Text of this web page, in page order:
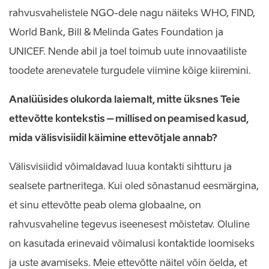
rahvusvahelistele NGO-dele nagu näiteks WHO, FIND,
World Bank, Bill & Melinda Gates Foundation ja
UNICEF. Nende abil ja toel toimub uute innovaatiliste
toodete arenevatele turgudele viimine kõige kiiremini.
Analüüsides olukorda laiemalt, mitte üksnes Teie
ettevõtte kontekstis – millised on peamised kasud,
mida välisvisiidil käimine ettevõtjale annab?
Välisvisiidid võimaldavad luua kontakti sihtturu ja
sealsete partneritega. Kui oled sõnastanud eesmärgina,
et sinu ettevõtte peab olema globaalne, on
rahvusvaheline tegevus iseenesest mõistetav. Oluline
on kasutada erinevaid võimalusi kontaktide loomiseks
ja uste avamiseks. Meie ettevõtte näitel võin öelda, et